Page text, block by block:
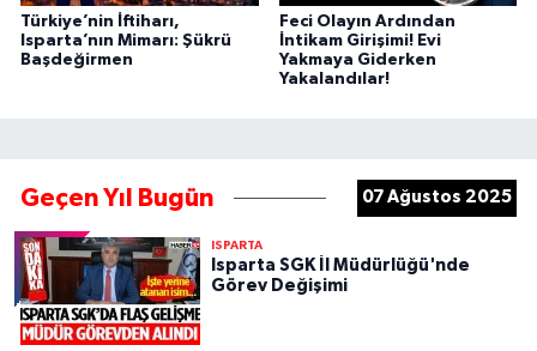
Türkiye’nin İftiharı,
Isparta’nın Mimarı: Şükrü
Başdeğirmen
Feci Olayın Ardından
İntikam Girişimi! Evi
Yakmaya Giderken
Yakalandılar!
Geçen Yıl Bugün 07 Ağustos 2025
ISPARTA
Isparta SGK İl Müdürlüğü'nde
Görev Değişimi